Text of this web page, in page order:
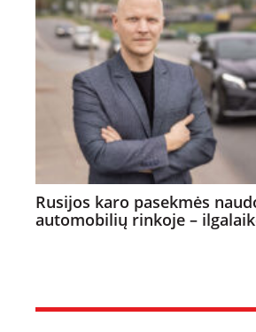
Rusijos karo pasekmės
automobilių rinkoje –